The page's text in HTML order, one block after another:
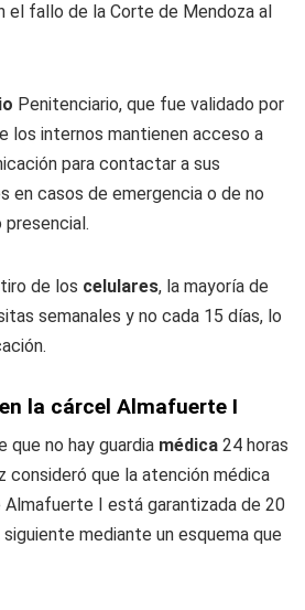
el fallo de la Corte de Mendoza al
Penitenciario, que fue validado por
los internos mantienen acceso a
para contactar a sus
en casos de emergencia o de no
de los celulares, la mayoría de
semanales y no cada 15 días, lo
la cárcel Almafuerte I
que no hay guardia médica 24 horas
consideró que la atención médica
I está garantizada de 20
mediante un esquema que